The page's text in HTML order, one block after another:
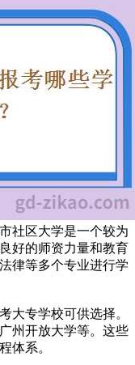
社区大学是一个较为
好的师资力量和教育
律等多个专业进行学
大专学校可供选择。
州开放大学等。这些
体系。